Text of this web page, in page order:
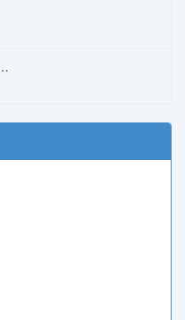
– Ricchi E Poveri